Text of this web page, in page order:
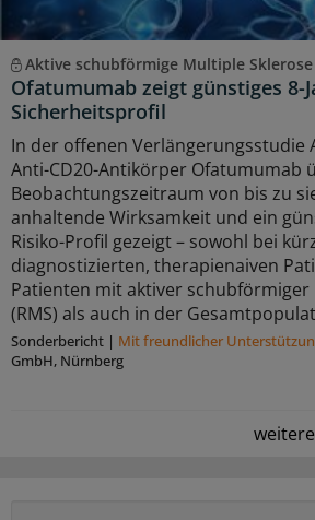
Aktive schubförmige Multiple Sklerose
Ofatumumab zeigt günstiges 8-
Sicherheitsprofil
In der offenen Verlängerungsstudie
Anti-CD20-Antikörper Ofatumumab
Beobachtungszeitraum von bis zu
anhaltende Wirksamkeit und ein
Risiko-Profil gezeigt – sowohl bei
diagnostizierten, therapienaiven
Patienten mit aktiver schubförmiger
(RMS) als auch in der
Sonderbericht | Mit freundlicher
GmbH, Nürnberg